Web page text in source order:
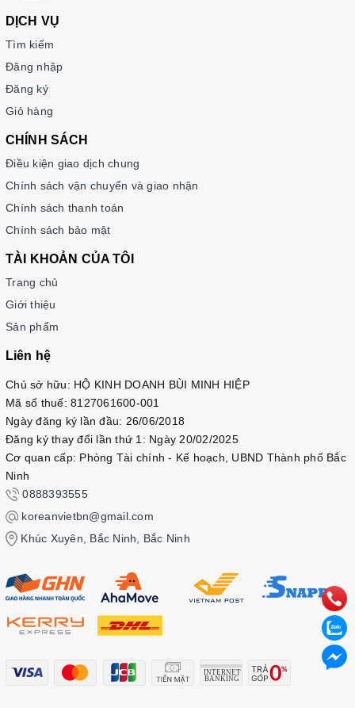
DỊCH VỤ
Tìm kiếm
Đăng nhập
Đăng ký
Giỏ hàng
CHÍNH SÁCH
Điều kiện giao dịch chung
Chính sách vận chuyển và giao nhận
Chính sách thanh toán
Chính sách bảo mật
TÀI KHOẢN CỦA TÔI
Trang chủ
Giới thiệu
Sản phẩm
Liên hệ
Chủ sở hữu: HỘ KINH DOANH BÙI MINH HIỆP
Mã số thuế: 8127061600-001
Ngày đăng ký lần đầu: 26/06/2018
Đăng ký thay đổi lần thứ 1: Ngày 20/02/2025
Cơ quan cấp: Phòng Tài chính - Kế hoạch, UBND Thành phố Bắc
Ninh
0888393555
koreanvietbn@gmail.com
Khúc Xuyên, Bắc Ninh, Bắc Ninh